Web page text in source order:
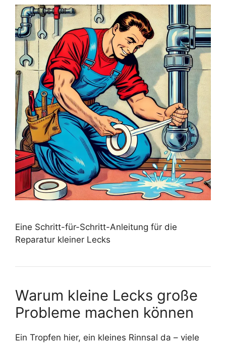
Eine Schritt-für-Schritt-Anleitung für die
Reparatur kleiner Lecks
Warum kleine Lecks große
Probleme machen können
Ein Tropfen hier, ein kleines Rinnsal da – viele